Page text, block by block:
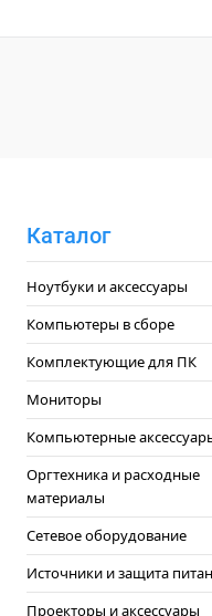
Купить в 1 клик
Каталог
Ноутбуки и аксессуары
Компьютеры в сборе
Комплектующие для ПК
Мониторы
Компьютерные
Оргтехника и расходные
материалы
Сетевое оборудование
Источники и защита
Проекторы и аксессуары